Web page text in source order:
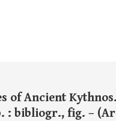
Ancient Kythnos.
: bibliogr., fig. –